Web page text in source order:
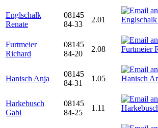
Englschalk
Renate
08145
84-33
2.01
Furtmeier
Richard
08145
84-20
2.08
Hanisch Anja
08145
84-31
1.05
Harkebusch
Gabi
08145
84-25
1.11